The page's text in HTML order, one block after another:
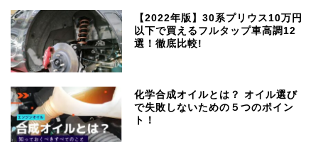
【2022年版】30系プリウス10万円
以下で買えるフルタップ車高調12
選！徹底比較!
化学合成オイルとは？ オイル選び
で失敗しないための５つのポイン
ト！